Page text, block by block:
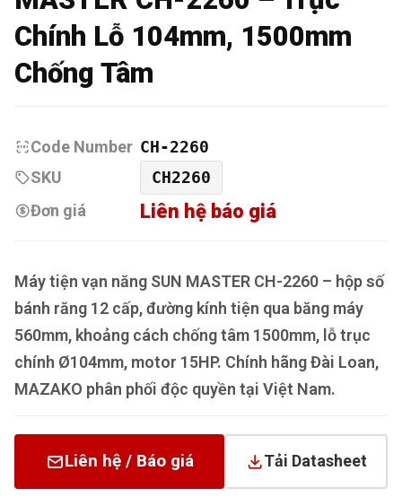
Chính Lỗ 104mm, 1500mm
Chống Tâm
Code Number CH-2260
SKU
CH2260
Đơn giá
Liên hệ báo giá
Máy tiện vạn năng SUN MASTER CH-2260 – hộp số
bánh răng 12 cấp, đường kính tiện qua băng máy
560mm, khoảng cách chống tâm 1500mm, lỗ trục
chính Ø104mm, motor 15HP. Chính hãng Đài Loan,
MAZAKO phân phối độc quyền tại Việt Nam.
Liên hệ / Báo giá Tải Datasheet